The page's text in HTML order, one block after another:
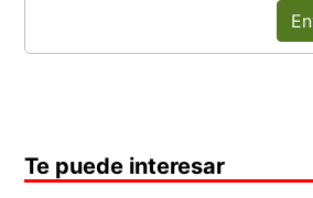
Te puede interesar